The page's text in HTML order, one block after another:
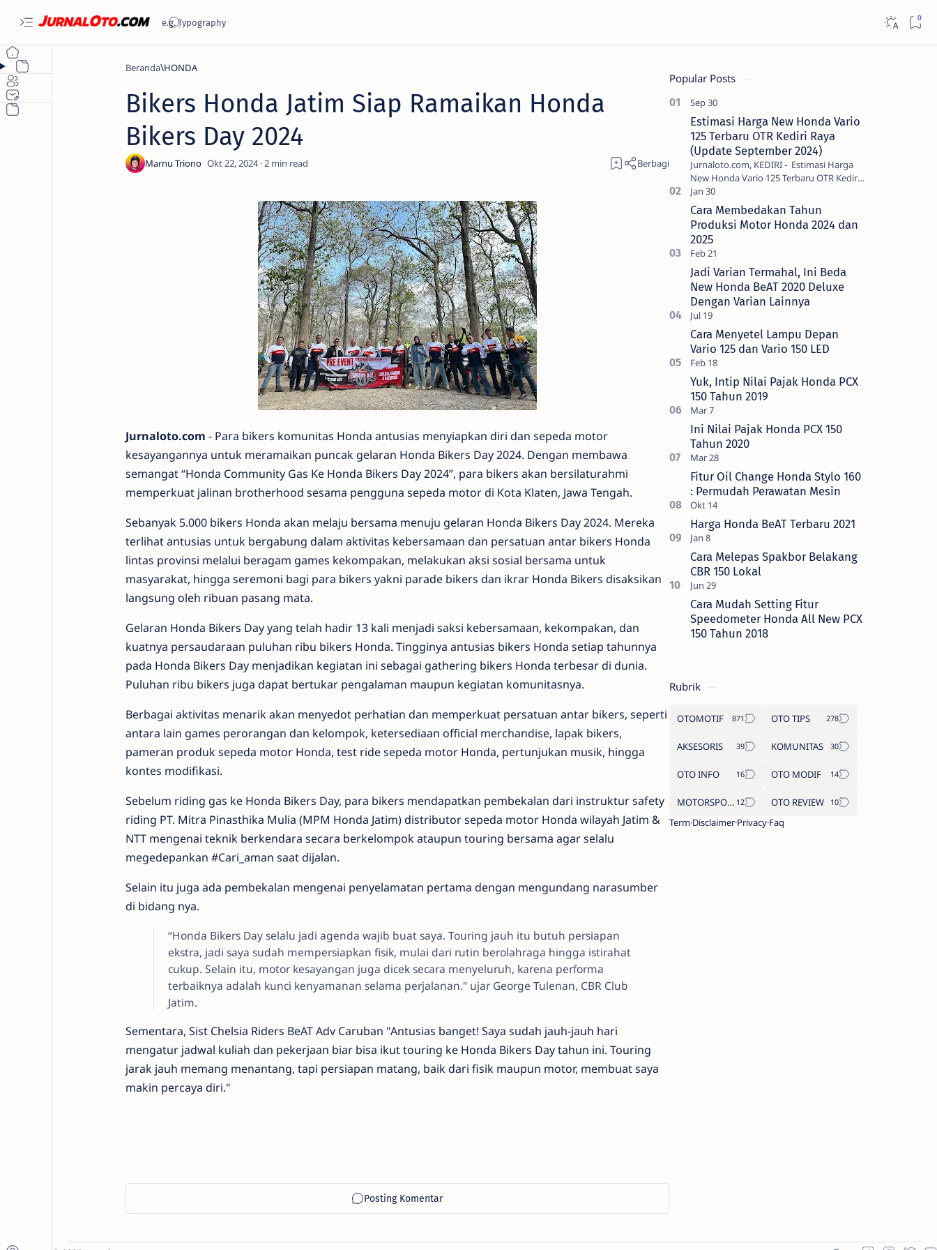
Beranda HONDA
Bikers Honda Jatim Siap Ramaikan Honda
Bikers Day 2024
2
Jurnaloto.com - Para bikers komunitas Honda antusias menyiapkan diri dan sepeda motor
kesayangannya untuk meramaikan puncak gelaran Honda Bikers Day 2024. Dengan membawa
semangat “Honda Community Gas Ke Honda Bikers Day 2024”, para bikers akan bersilaturahmi
memperkuat jalinan brotherhood sesama pengguna sepeda motor di Kota Klaten, Jawa Tengah.
Sebanyak 5.000 bikers Honda akan melaju bersama menuju gelaran Honda Bikers Day 2024. Mereka
terlihat antusias untuk bergabung dalam aktivitas kebersamaan dan persatuan antar bikers Honda
lintas provinsi melalui beragam games kekompakan, melakukan aksi sosial bersama untuk
masyarakat, hingga seremoni bagi para bikers yakni parade bikers dan ikrar Honda Bikers disaksikan
langsung oleh ribuan pasang mata.
Gelaran Honda Bikers Day yang telah hadir 13 kali menjadi saksi kebersamaan, kekompakan, dan
kuatnya persaudaraan puluhan ribu bikers Honda. Tingginya antusias bikers Honda setiap tahunnya
pada Honda Bikers Day menjadikan kegiatan ini sebagai gathering bikers Honda terbesar di dunia.
Puluhan ribu bikers juga dapat bertukar pengalaman maupun kegiatan komunitasnya.
Berbagai aktivitas menarik akan menyedot perhatian dan memperkuat persatuan antar bikers, seperti
antara lain games perorangan dan kelompok, ketersediaan official merchandise, lapak bikers,
pameran produk sepeda motor Honda, test ride sepeda motor Honda, pertunjukan musik, hingga
kontes modifikasi.
Sebelum riding gas ke Honda Bikers Day, para bikers mendapatkan pembekalan dari instruktur safety
riding PT. Mitra Pinasthika Mulia (MPM Honda Jatim) distributor sepeda motor Honda wilayah Jatim &
NTT mengenai teknik berkendara secara berkelompok ataupun touring bersama agar selalu
megedepankan #Cari_aman saat dijalan.
Selain itu juga ada pembekalan mengenai penyelamatan pertama dengan mengundang narasumber
di bidang nya.
“Honda Bikers Day selalu jadi agenda wajib buat saya. Touring jauh itu butuh persiapan
ekstra, jadi saya sudah mempersiapkan fisik, mulai dari rutin berolahraga hingga istirahat
cukup. Selain itu, motor kesayangan juga dicek secara menyeluruh, karena performa
terbaiknya adalah kunci kenyamanan selama perjalanan." ujar George Tulenan, CBR Club
Jatim.
Sementara, Sist Chelsia Riders BeAT Adv Caruban "Antusias banget! Saya sudah jauh-jauh hari
mengatur jadwal kuliah dan pekerjaan biar bisa ikut touring ke Honda Bikers Day tahun ini. Touring
jarak jauh memang menantang, tapi persiapan matang, baik dari fisik maupun motor, membuat saya
makin percaya diri."
Popular Posts
Estimasi Harga New Honda Vario
125 Terbaru OTR Kediri Raya
(Update September 2024)
Jurnaloto.com, KEDIRI - Estimasi Harga
New Honda Vario 125 Terbaru OTR Kediri
Raya (Update September 2024) Brosis
sekalian, PT Astra Honda Motor (AH…
Cara Membedakan Tahun
Produksi Motor Honda 2024 dan
2025
Jadi Varian Termahal, Ini Beda
New Honda BeAT 2020 Deluxe
Dengan Varian Lainnya
Cara Menyetel Lampu Depan
Vario 125 dan Vario 150 LED
Yuk, Intip Nilai Pajak Honda PCX
150 Tahun 2019
Ini Nilai Pajak Honda PCX 150
Tahun 2020
Fitur Oil Change Honda Stylo 160
: Permudah Perawatan Mesin
Harga Honda BeAT Terbaru 2021
Cara Melepas Spakbor Belakang
CBR 150 Lokal
Cara Mudah Setting Fitur
Speedometer Honda All New PCX
150 Tahun 2018
Rubrik
OTOMOTIF OTO TIPS
AKSESORIS KOMUNITAS
OTO INFO OTO MODIF
MOTORSPORT
OTO REVIEW
TermDisclaimerPrivacyFaq